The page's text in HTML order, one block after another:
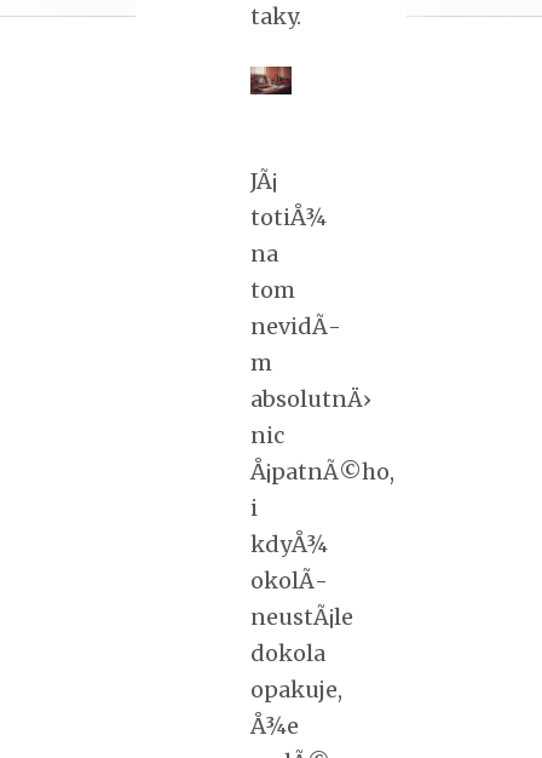
taky.
JÃ¡
totiÅ¾
na
tom
nevidÃ­
m
absolutnÄ›
nic
Å¡patnÃ©ho,
i
kdyÅ¾
okolÃ­
neustÃ¡le
dokola
opakuje,
Å¾e